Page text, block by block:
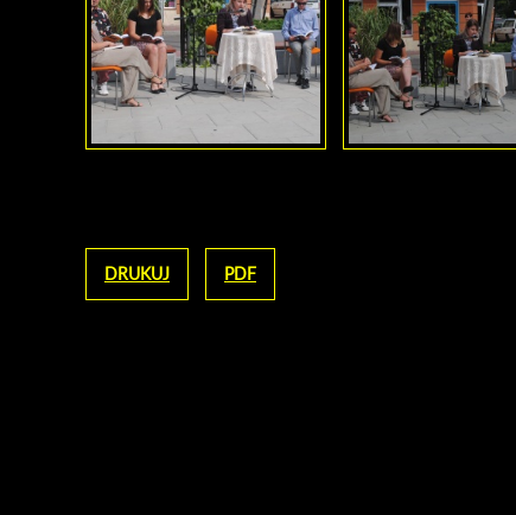
Strony
DRUKUJ PDF